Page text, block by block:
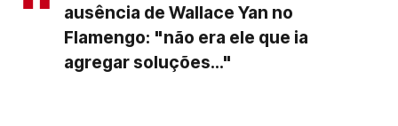
ausência de Wallace Yan no
Flamengo: "não era ele que ia
agregar soluções..."